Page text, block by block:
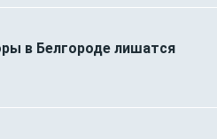
в Белгороде лишатся